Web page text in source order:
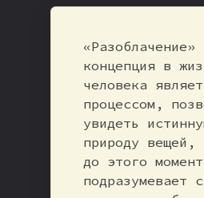
«Разоблачение»
концепция в
человека
процессом,
увидеть
природу вещей,
до этого
подразумевает